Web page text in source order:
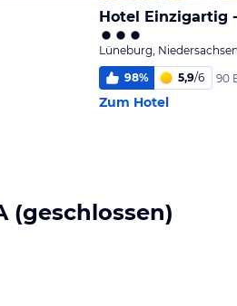
Lüneburg, Niedersachsen
98% 5,9/6 90
Zum Hotel
(geschlossen)